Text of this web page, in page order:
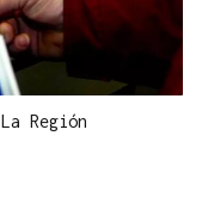
La Región